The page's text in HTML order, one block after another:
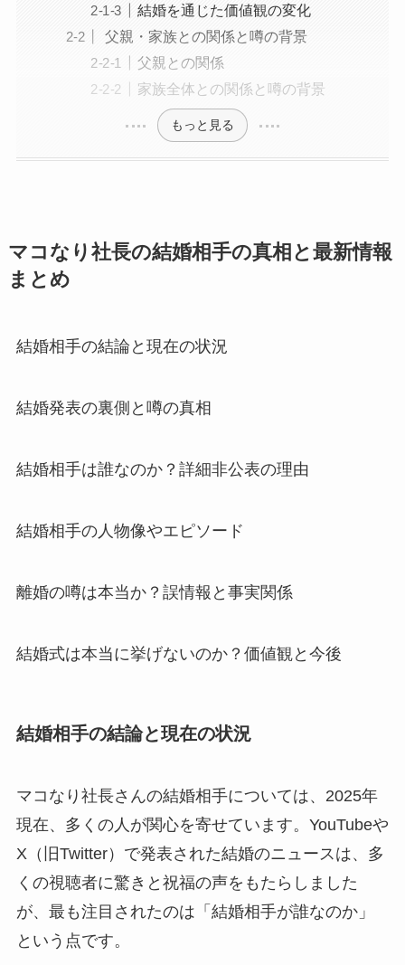
結婚を通じた価値観の変化
父親・家族との関係と噂の背景
父親との関係
家族全体との関係と噂の背景
もっと見る
マコなり社長の結婚相手の真相と最新情報
まとめ
結婚相手の結論と現在の状況
結婚発表の裏側と噂の真相
結婚相手は誰なのか？詳細非公表の理由
結婚相手の人物像やエピソード
離婚の噂は本当か？誤情報と事実関係
結婚式は本当に挙げないのか？価値観と今後
結婚相手の結論と現在の状況
マコなり社長さんの結婚相手については、2025年
現在、多くの人が関心を寄せています。YouTubeや
X（旧Twitter）で発表された結婚のニュースは、多
くの視聴者に驚きと祝福の声をもたらしました
が、最も注目されたのは「結婚相手が誰なのか」
という点です。